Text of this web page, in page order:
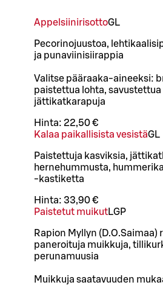
AppelsiinirisottoGL
Pecorinojuustoa,
ja punaviinisiirappia
Valitse pääraaka-aineeksi:
paistettua lohta, savustettua
jättikatkarapuja
Hinta: 22,50 €
Kalaa paikallisista vesistäGL
Paistettuja kasviksia,
hernehummusta,
-kastiketta
Hinta: 33,90 €
Paistetut muikutLGP
Rapion Myllyn (D.O.Saimaa)
paneroituja muikkuja,
perunamuusia
Muikkuja saatavuuden